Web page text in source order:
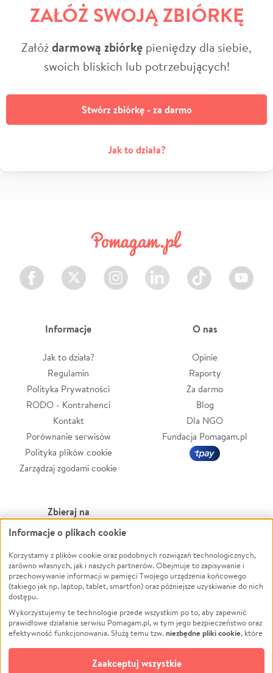
ZAŁÓŻ SWOJĄ ZBIÓRKĘ
Załóżdarmową zbiórkę pieniędzy dla siebie,
swoich bliskich lub potrzebujących!
Stwórz zbiórkę - za darmo
Jak to działa?
Facebook Twitter Instagram LinkedIn TikTok Youtube
Informacje
Jak to działa?
Regulamin
Polityka Prywatności
RODO - Kontrahenci
Kontakt
Porównanie serwisów
Polityka plików cookie
Zarządzaj zgodami cookie
O nas
Opinie
Raporty
Za darmo
Blog
Dla NGO
Fundacja Pomagam.pl
Zbieraj na
Leczenie
Zwierzęta
Pożar
Ukraina
Pomoc Finansowa
Projekty
Pogrzeb
Społeczność lokalna
Powódź
Wichura
NGO
Edukacja
Podróż
Impreza
Ochrona środowiska
Informacje o plikach cookie
Korzystamy z plików cookie oraz podobnych rozwiązań technologicznych,
zarówno własnych, jak i naszych partnerów. Obejmuje to zapisywanie i
przechowywanie informacji w pamięci Twojego urządzenia końcowego
(takiego jak np. laptop, tablet, smartfon) oraz późniejsze uzyskiwanie do nich
dostępu.
Wykorzystujemy te technologie przede wszystkim po to, aby zapewnić
prawidłowe działanie serwisu Pomagam.pl, w tym jego bezpieczeństwo oraz
efektywność funkcjonowania. Służą temu tzw.niezbędne pliki cookie, które
opcjonalnych plików cookie
technologii do celów analitycznych i retargetingowych. Możesz wyrazić
Zaakceptuj wszystkie